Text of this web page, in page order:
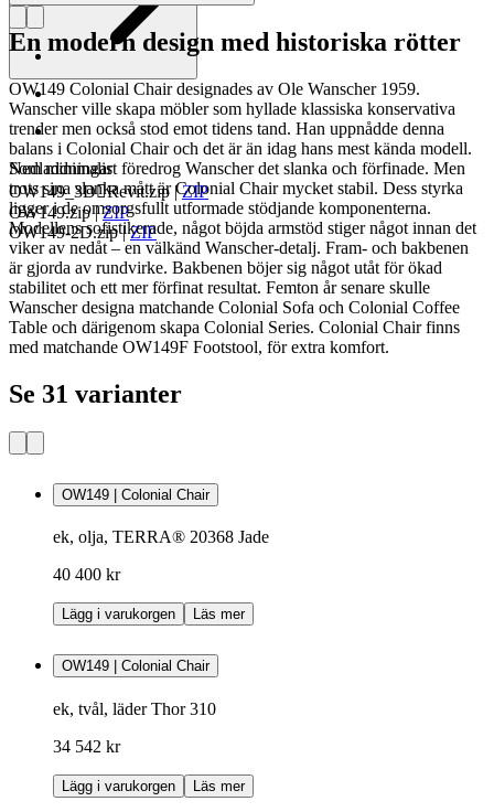
Nedladdningar
OW149_3DRevit.zip|ZIP
OW149.zip|ZIP
OW149-2D.zip|ZIP
En modern design med historiska rötter
OW149 Colonial Chair designades av Ole Wanscher 1959.
Wanscher ville skapa möbler som hyllade klassiska konservativa
trender men också stod emot tidens tand. Han uppnådde denna
balans i Colonial Chair och det är än idag hans mest kända modell.
Som minimalist föredrog Wanscher det slanka och förfinade. Men
trots sina slanka mått är Colonial Chair mycket stabil. Dess styrka
ligger i de omsorgsfullt utformade stödjande komponenterna.
Modellens sofistikerade, något böjda armstöd stiger något innan det
viker av nedåt – en välkänd Wanscher-detalj. Fram- och bakbenen
är gjorda av rundvirke. Bakbenen böjer sig något utåt för ökad
stabilitet och ett mer förfinat resultat. Femton år senare skulle
Wanscher designa matchande Colonial Sofa och Colonial Coffee
Table och därigenom skapa Colonial Series. Colonial Chair finns
med matchande OW149F Footstool, för extra komfort.
Se 31 varianter
OW149 | Colonial Chair
ek, olja, TERRA® 20368 Jade
40 400 kr
Lägg i varukorgen Läs mer
OW149 | Colonial Chair
ek, tvål, läder Thor 310
34 542 kr
Lägg i varukorgen Läs mer